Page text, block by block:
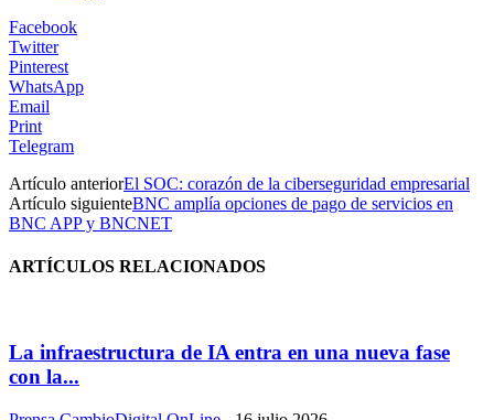
Facebook
Twitter
Pinterest
WhatsApp
Email
Print
Telegram
Artículo anteriorEl SOC: corazón de la ciberseguridad empresarial
Artículo siguienteBNC amplía opciones de pago de servicios en
BNC APP y BNCNET
ARTÍCULOS RELACIONADOS
La infraestructura de IA entra en una nueva fase
con la...